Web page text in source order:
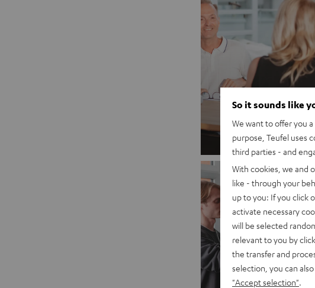
Jobs
So it sounds like
We want to offer you
purpose, Teufel uses
third parties - and
With cookies, we and
like - through your
up to you: If you click
activate necessary
will be selected
relevant to you by
the transfer and
selection, you can
"Accept selection"